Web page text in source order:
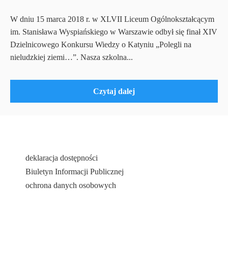
W dniu 15 marca 2018 r. w XLVII Liceum Ogólnokształcącym
im. Stanisława Wyspiańskiego w Warszawie odbył się finał XIV
Dzielnicowego Konkursu Wiedzy o Katyniu „Polegli na
nieludzkiej ziemi…”. Nasza szkolna...
Czytaj dalej
deklaracja dostępności
Biuletyn Informacji Publicznej
ochrona danych osobowych